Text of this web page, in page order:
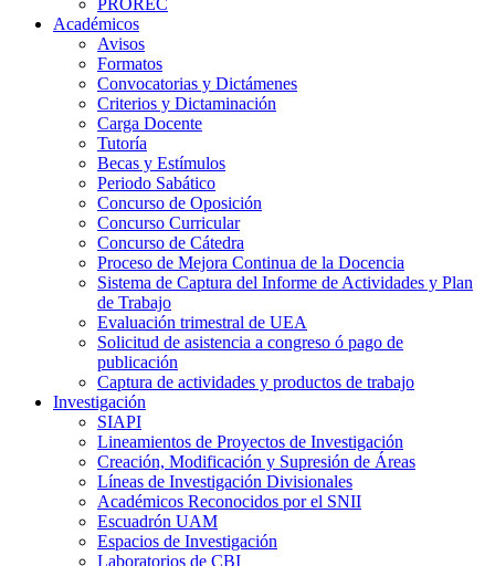
PROREC
Académicos
Avisos
Formatos
Convocatorias y Dictámenes
Criterios y Dictaminación
Carga Docente
Tutoría
Becas y Estímulos
Periodo Sabático
Concurso de Oposición
Concurso Curricular
Concurso de Cátedra
Proceso de Mejora Continua de la Docencia
Sistema de Captura del Informe de Actividades y Plan
de Trabajo
Evaluación trimestral de UEA
Solicitud de asistencia a congreso ó pago de
publicación
Captura de actividades y productos de trabajo
Investigación
SIAPI
Lineamientos de Proyectos de Investigación
Creación, Modificación y Supresión de Áreas
Líneas de Investigación Divisionales
Académicos Reconocidos por el SNII
Escuadrón UAM
Espacios de Investigación
Laboratorios de CBI